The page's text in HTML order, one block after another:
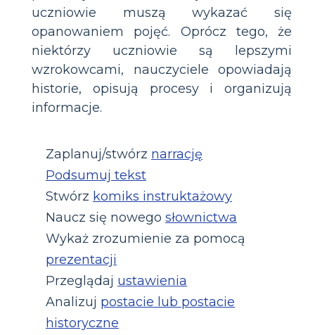
uczniowie muszą wykazać się
opanowaniem pojęć. Oprócz tego, że
niektórzy uczniowie są lepszymi
wzrokowcami, nauczyciele opowiadają
historie, opisują procesy i organizują
informacje.
Zaplanuj/stwórz narrację
Podsumuj tekst
Stwórz komiks instruktażowy
Naucz się nowego słownictwa
Wykaż zrozumienie za pomocą
prezentacji
Przeglądaj ustawienia
Analizuj postacie lub postacie
historyczne